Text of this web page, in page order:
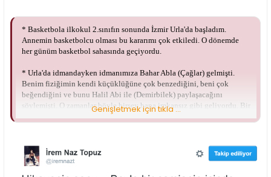
* Basketbola ilkokul 2.sınıfın sonunda İzmir Urla'da başladım.
Annemin basketbolcu olması bu kararımı çok etkiledi. O dönemde
her günüm basketbol sahasında geçiyordu.
* Urla'da idmandayken idmanımıza Bahar Abla (Çağlar) gelmişti.
Benim fiziğimin kendi küçüklüğüne çok benzediğini, beni çok
beğendiğini ve bunu Halil Abi ile (Demirbilek) paylaşacağını
söylemişti. O zamanlar böyle birşey bana imkansız gibi geliyordu. Bir
gün kendimi buralarda, Galatasaray gibi büyük bir camiada görmek
(Güven) gördü ve takıma katılmamı istediğini söyledi, ben de kabul
ettim. Buraya gelmemde emeği geçen herkese buradan bir kez daha
Genişletmek için tıkla ...